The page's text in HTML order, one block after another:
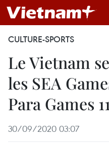
CULTURE-SPORTS
Le Vietnam
les SEA
Para Games 11
30/09/2020 03:07